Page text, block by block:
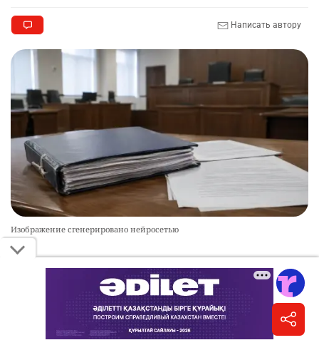
Написать автору
Изображение сгенерировано нейросетью
Сторона потерпевшего обжаловала только
размер компенсации. Назначенное Паку
наказание она не оспаривала.
Судебная коллегия по уголовным делам